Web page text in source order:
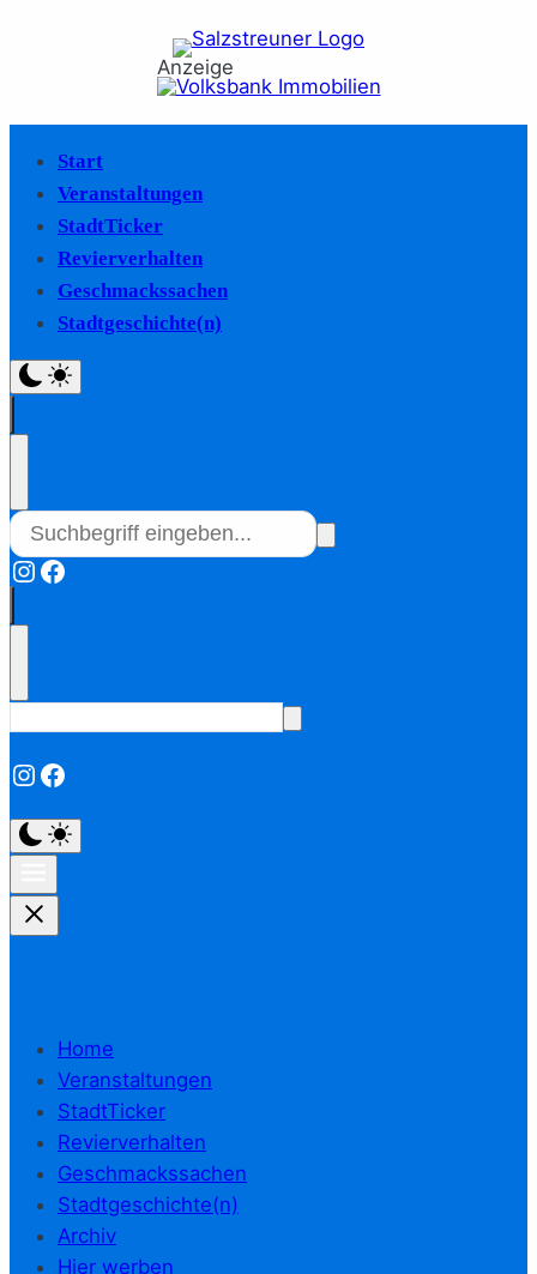
Anzeige
Start
Veranstaltungen
StadtTicker
Revierverhalten
Geschmackssachen
Stadtgeschichte(n)
Instagram
Facebook
Instagram
Facebook
Home
Veranstaltungen
StadtTicker
Revierverhalten
Geschmackssachen
Stadtgeschichte(n)
Archiv
Hier werben